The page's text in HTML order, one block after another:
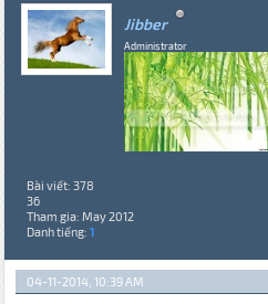
Jibber
Administrator
Bài viết: 378
36
Tham gia: May 2012
Danh tiếng: 1
04-11-2014, 10:39 AM